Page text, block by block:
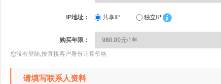
IP地址： 共享IP 独立IP
购买年限：
您没有登陆,按直接客户身份计算价格
请填写联系人资料